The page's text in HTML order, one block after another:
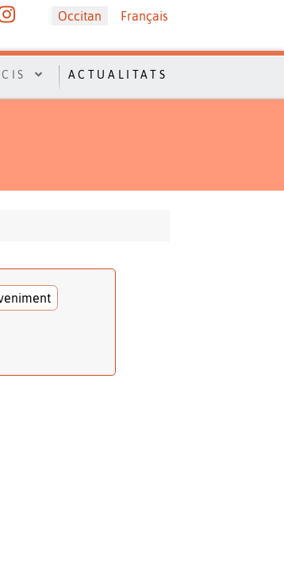
Sélectionnez votre langue
Occitan Français
ACTUALITATS